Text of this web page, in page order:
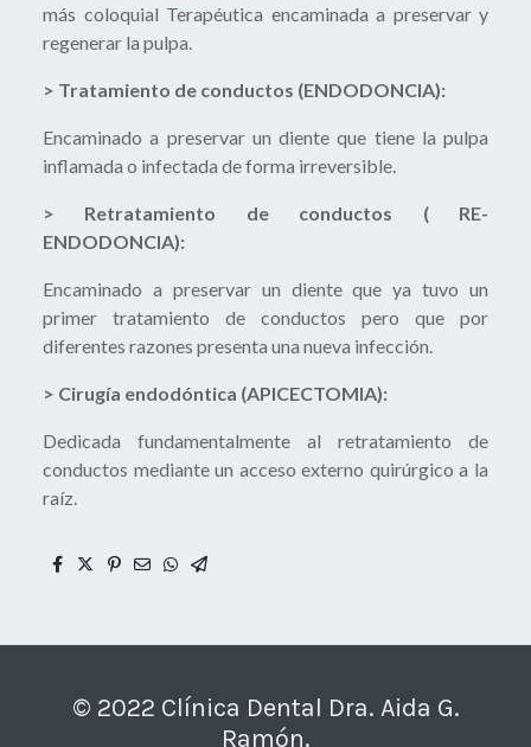
más coloquial Terapéutica encaminada a preservar y
regenerar la pulpa.
> Tratamiento de conductos (ENDODONCIA):
Encaminado a preservar un diente que tiene la pulpa
inflamada o infectada de forma irreversible.
> Retratamiento de conductos ( RE-
ENDODONCIA):
Encaminado a preservar un diente que ya tuvo un
primer tratamiento de conductos pero que por
diferentes razones presenta una nueva infección.
> Cirugía endodóntica (APICECTOMIA):
Dedicada fundamentalmente al retratamiento de
conductos mediante un acceso externo quirúrgico a la
raíz.
© 2022 Clínica Dental Dra. Aida G.
Ramón.